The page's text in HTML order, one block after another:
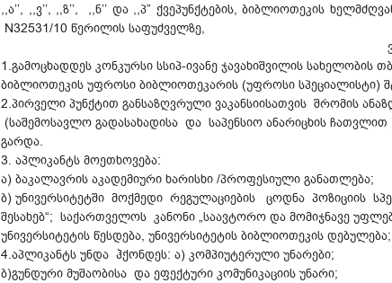
,,ა’’, ,,ვ’’, ,,ზ’’, ,,ნ’’ და ,,პ” ქვეპუნქტების, ბიბლიოთეკის
N32531/10 წერილის საფუძველზე,
1.გამოცხადდეს კონკურსი სსიპ-ივანე ჯავახიშვილის
ბიბლიოთეკის უფროსი ბიბლიოთეკარის (უფროსი სპეციალისტი)
2.პირველი პუნქტით განსაზღვრული ვაკანსიისათვის შრომის
(საშემოსავლო გადასახადისა და საპენსიო ანარიცხის
გარდა.
3. აპლიკანტს მოეთხოვება:
ა) ბაკალავრის აკადემიური ხარისხი /პროფესიული განათლება;
ბ) უნივერსიტეტში მოქმედი რეგულაციების ცოდნა პოზიციის
შესახებ“; საქართველოს კანონი „საავტორო და მომიჯნავე
უნივერსიტეტის წესდება, უნივერსიტეტის ბიბლიოთეკის დებულება;
4.აპლიკანტს უნდა ჰქონდეს: ა) კომპიუტერული უნარები;
ბ)გუნდური მუშაობისა და ეფექტური კომუნიკაციის უნარი;